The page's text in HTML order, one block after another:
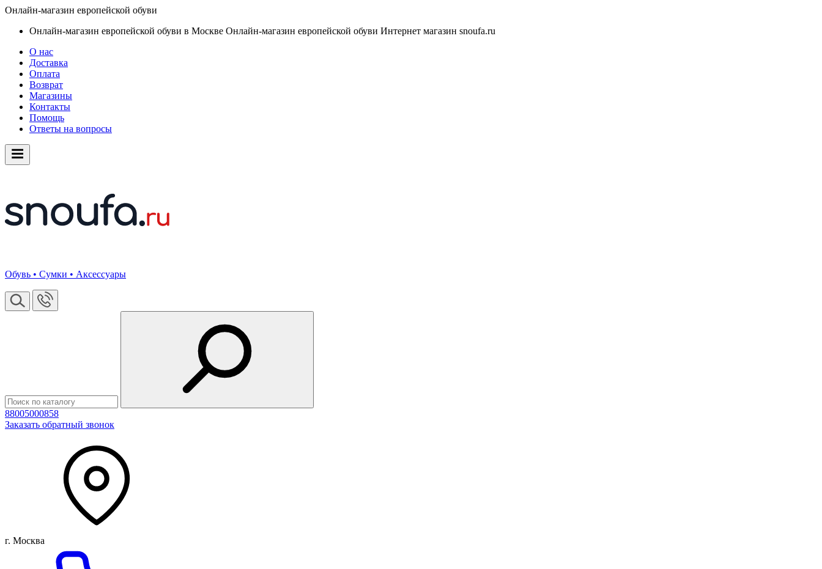
Онлайн-магазин европейской обуви
Онлайн-магазин европейской обуви в Москве Онлайн-магазин европейской обуви Интернет магазин snoufa.ru
О нас
Доставка
Оплата
Возврат
Магазины
Контакты
Помощь
Ответы на вопросы
Обувь • Сумки • Аксессуары
88005000858
Заказать обратный звонок
г. Москва